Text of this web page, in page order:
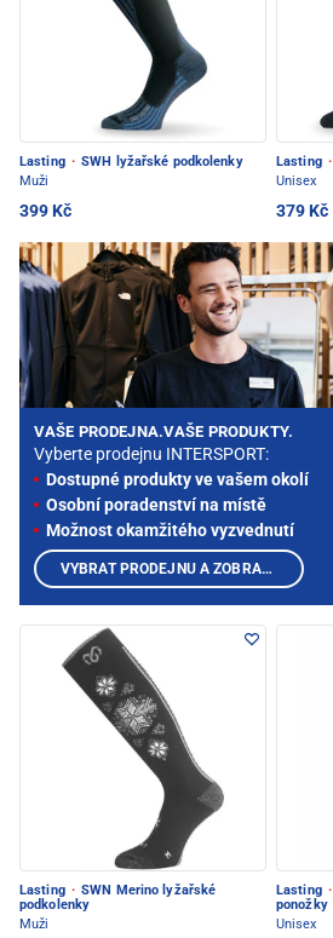
Lasting · SWH lyžařské podkolenky
Muži
399 Kč
Lasting ·
Unisex
379 Kč
Lasting · SWN Merino lyžařské
podkolenky
Muži
Lasting ·
ponožky
Unisex
VAŠE PRODEJNA.VAŠE PRODUKTY.
Vyberte prodejnu INTERSPORT:
Dostupné produkty ve vašem okolí
Osobní poradenství na místě
Možnost okamžitého vyzvednutí
VYBRAT PRODEJNU A ZOBRAZIT PRODUKTY